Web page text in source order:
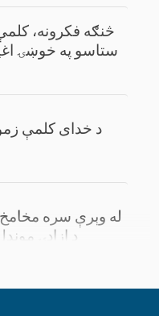
څنګه فکرونه،
ستاسو په خوښۍ
د خدای کلمې
له وېرې سره
د ازادۍ